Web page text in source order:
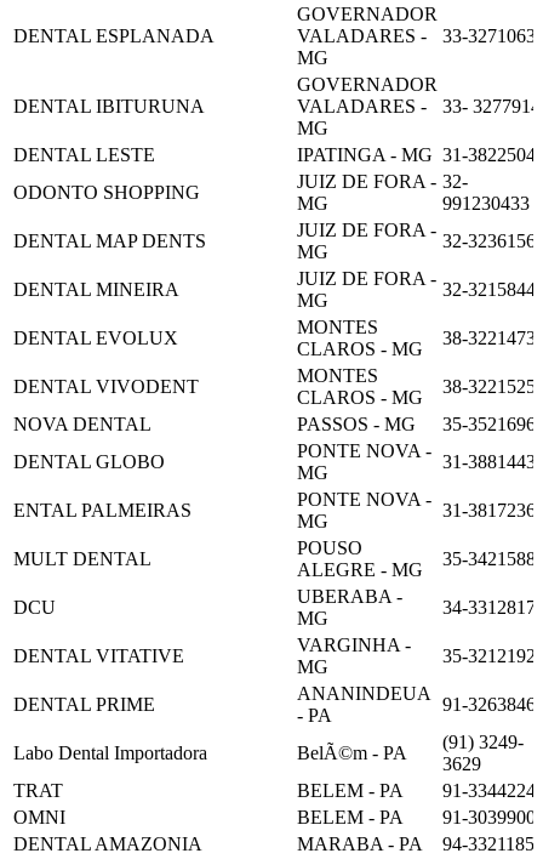
DENTAL ESPLANADA
GOVERNADOR
VALADARES -
MG
33-
DENTAL IBITURUNA
GOVERNADOR
VALADARES -
MG
33- 3277914
DENTAL LESTE IPATINGA - MG 31-
ODONTO SHOPPING
JUIZ DE FORA -
MG
32-
991230433
DENTAL MAP DENTS
JUIZ DE FORA -
MG
32-
DENTAL MINEIRA
JUIZ DE FORA -
MG
32-
DENTAL EVOLUX
MONTES
CLAROS - MG
38-
DENTAL VIVODENT
MONTES
CLAROS - MG
38-
NOVA DENTAL
PASSOS - MG
35-
DENTAL GLOBO
PONTE NOVA -
MG
31-
ENTAL PALMEIRAS
PONTE NOVA -
MG
31-
MULT DENTAL
POUSO
ALEGRE - MG
35-
DCU
UBERABA -
MG
34-
DENTAL VITATIVE
VARGINHA -
MG
35-
DENTAL PRIME
ANANINDEUA
- PA
91-
Labo Dental Importadora BelÃ©m - PA
(91) 3249-
3629
TRAT
BELEM - PA
91-
OMNI
BELEM - PA
91-
DENTAL AMAZONIA
MARABA - PA
94-33211850